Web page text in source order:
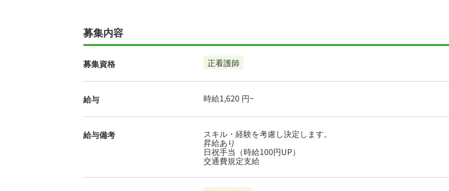
募集内容
募集資格 正看護師
給与 時給1,620 円~
給与備考 スキル・経験を考慮し決定します。
昇給あり
日祝手当（時給100円UP）
交通費規定支給